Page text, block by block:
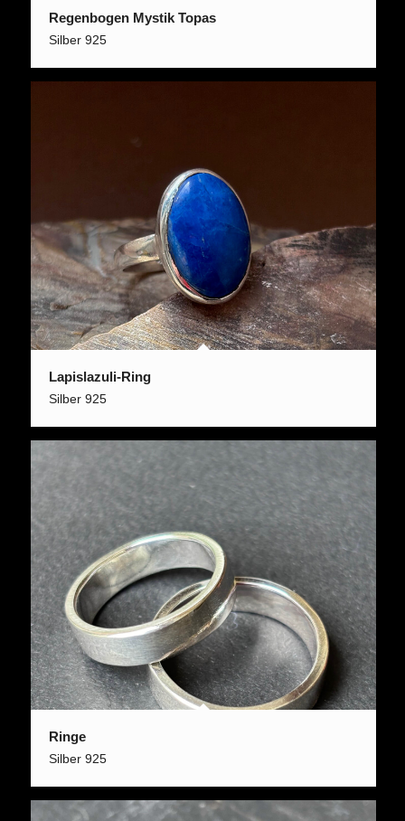
Regenbogen Mystik Topas
Silber 925
Lapislazuli-Ring
Silber 925
Ringe
Silber 925